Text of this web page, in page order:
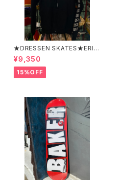
★DRESSEN SKATES★ERIC
DRESSEN BLACK ZIP HOO
D PARKER ドレッセンスケーツ
スケート エリックドレッセン
ブラック フードパーカー フー
¥9,350
15%OFF